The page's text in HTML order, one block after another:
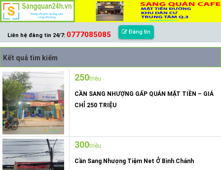
Liên hệ đăng tin 24/7: 0777085085 Đăng tin
Kết quả tìm kiếm
250triệu
CẦN SANG NHƯỢNG GẤP QUÁN MẶT TIỀN – GIÁ
CHỈ 250 TRIỆU
300triệu
Cần Sang Nhượng Tiệm Net Ở Bình Chánh